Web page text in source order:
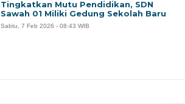
Tingkatkan Mutu Pendidikan, SDN
Sawah 01 Miliki Gedung Sekolah Baru
Sabtu, 7 Feb 2026 - 08:43 WIB